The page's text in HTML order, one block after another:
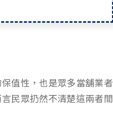
值性，也是眾多當舖業者
民眾扔然不清楚這兩者間